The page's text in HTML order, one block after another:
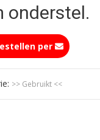
onderstel.
per
>> Gebruikt <<